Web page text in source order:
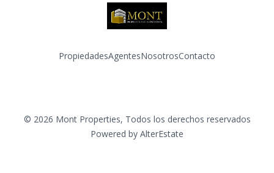
PropiedadesAgentesNosotrosContacto
© 2026 Mont Properties, Todos los derechos reservados
Powered by AlterEstate